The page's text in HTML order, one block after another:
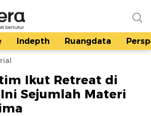
Indepth Ruangdata
Ikut Retreat di
Sejumlah Materi